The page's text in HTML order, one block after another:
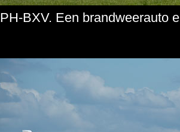
PH-BXV. Een brandweerauto